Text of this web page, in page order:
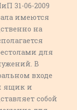
31-06-2009
имеются
на
для
В
входе
ящик и
собой